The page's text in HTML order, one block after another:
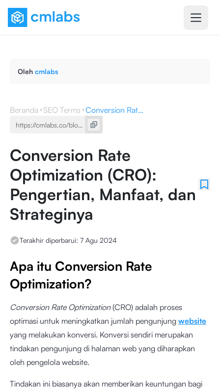
Oleh cmlabs
Beranda SEO Terms Conversion Rate Optimization (CRO): Pengertian, Manfaat, dan Strateginya
Conversion Rate
Optimization (CRO):
Pengertian, Manfaat, dan
Strateginya
Terakhir diperbarui: 7 Agu 2024
Apa itu Conversion Rate
Optimization?
Conversion Rate Optimization(CRO) adalah proses
optimasi untuk meningkatkan jumlah pengunjung website
yang melakukan konversi. Konversi sendiri merupakan
tindakan pengunjung di halaman web yang diharapkan
oleh pengelola website.
Tindakan ini biasanya akan memberikan keuntungan bagi